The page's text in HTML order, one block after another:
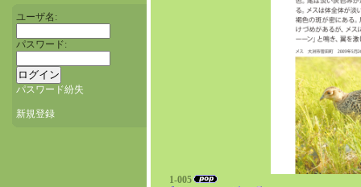
ユーザ名:
パスワード:
パスワード紛失
新規登録
1-005